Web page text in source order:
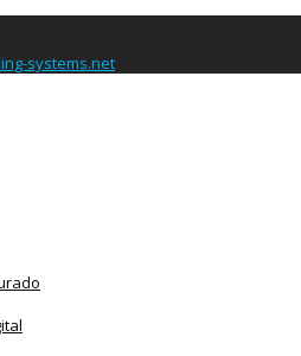
systems.net